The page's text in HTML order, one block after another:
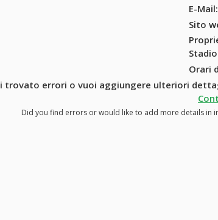
E-Mail:
Sito
Orari
trovato errori o vuoi aggiungere ulteriori
Did you find errors or would like to add more details in